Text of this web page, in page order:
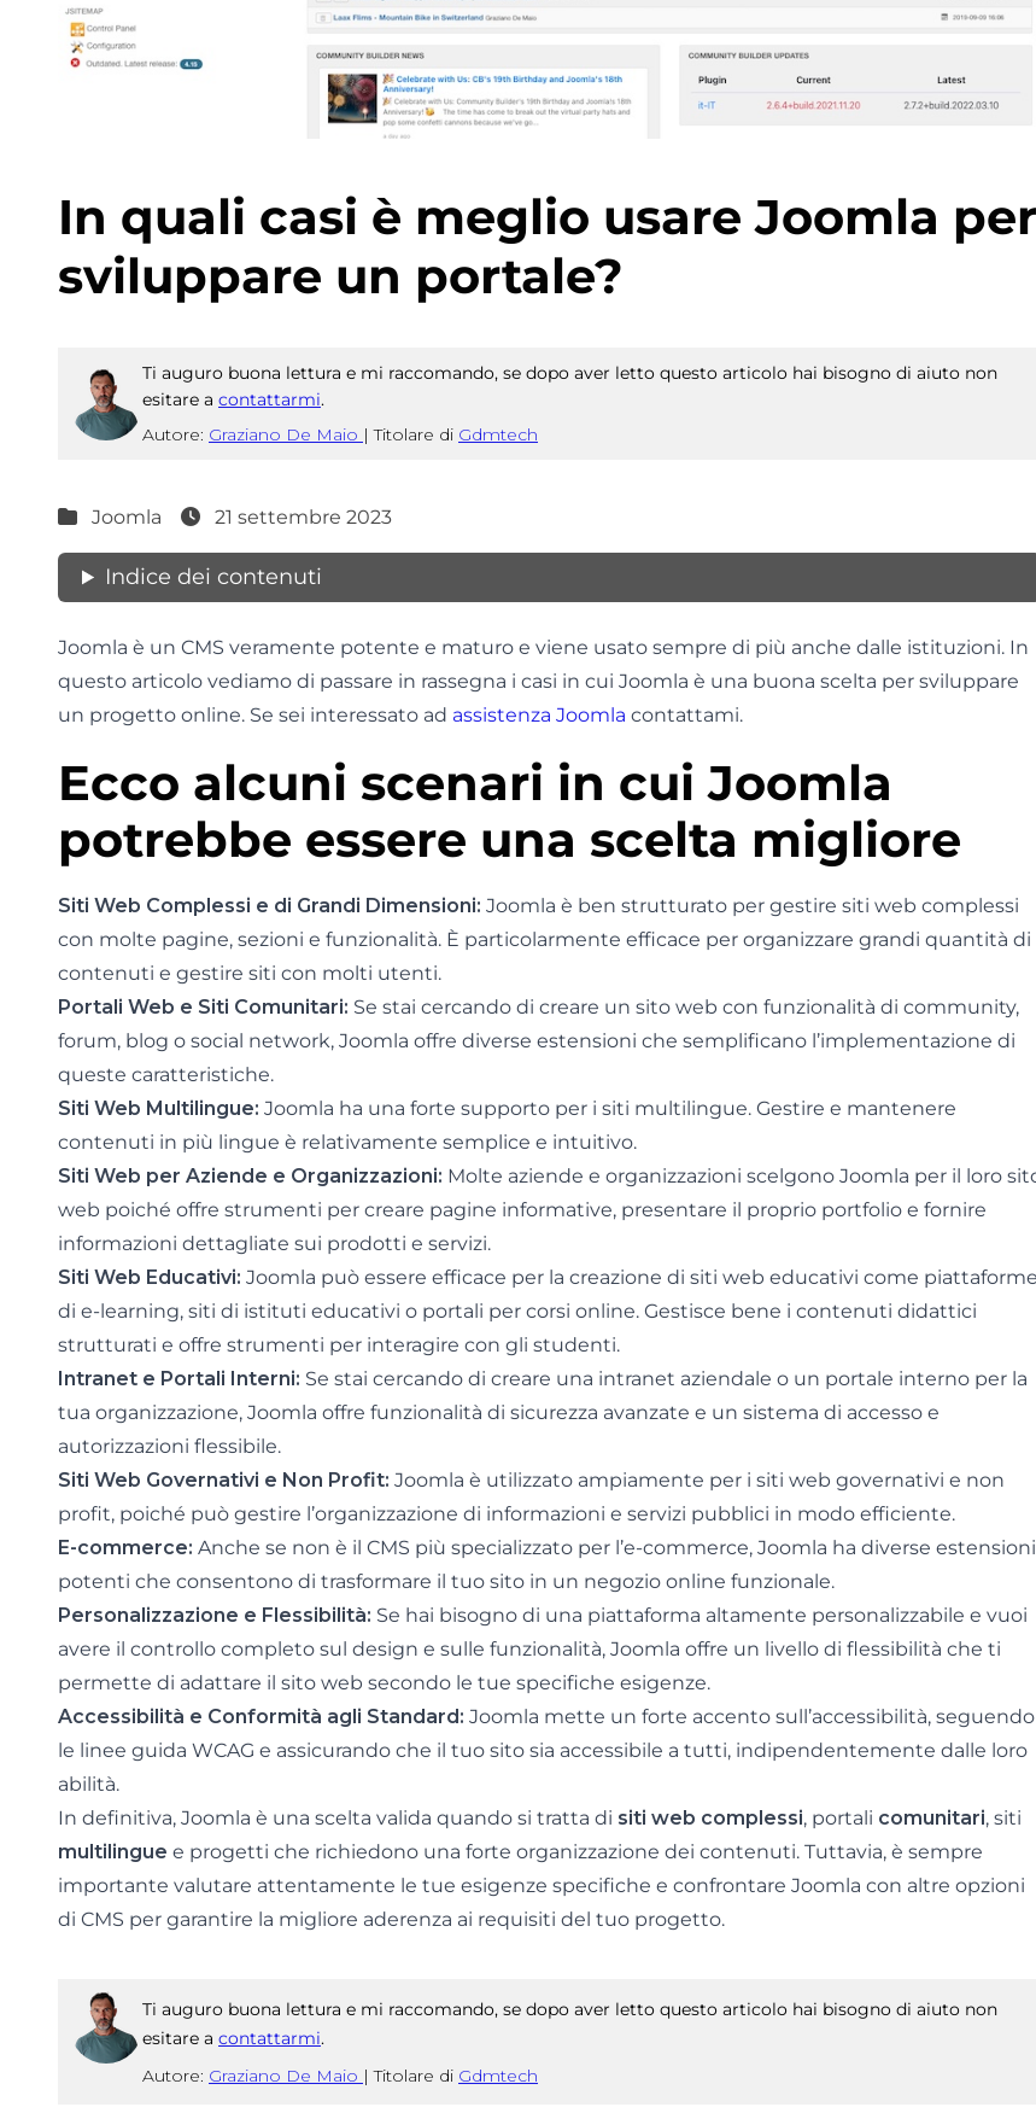
In quali casi è meglio usare Joomla per
sviluppare un portale?
Ti auguro buona lettura e mi raccomando, se dopo aver letto questo articolo hai bisogno di aiuto non
esitare a contattarmi.
Autore: Graziano De Maio | Titolare di Gdmtech
Joomla 21 settembre 2023
Indice dei contenuti
Joomla è un CMS veramente potente e maturo e viene usato sempre di più anche dalle istituzioni. In
questo articolo vediamo di passare in rassegna i casi in cui Joomla è una buona scelta per sviluppare
un progetto online. Se sei interessato ad assistenza Joomla contattami.
Ecco alcuni scenari in cui Joomla
potrebbe essere una scelta migliore
Siti Web Complessi e di Grandi Dimensioni: Joomla è ben strutturato per gestire siti web complessi
con molte pagine, sezioni e funzionalità. È particolarmente efficace per organizzare grandi quantità di
contenuti e gestire siti con molti utenti.
Portali Web e Siti Comunitari: Se stai cercando di creare un sito web con funzionalità di community,
forum, blog o social network, Joomla offre diverse estensioni che semplificano l’implementazione di
queste caratteristiche.
Siti Web Multilingue: Joomla ha una forte supporto per i siti multilingue. Gestire e mantenere
contenuti in più lingue è relativamente semplice e intuitivo.
Siti Web per Aziende e Organizzazioni: Molte aziende e organizzazioni scelgono Joomla per il loro
web poiché offre strumenti per creare pagine informative, presentare il proprio portfolio e fornire
informazioni dettagliate sui prodotti e servizi.
Siti Web Educativi: Joomla può essere efficace per la creazione di siti web educativi come piattaforme
di e-learning, siti di istituti educativi o portali per corsi online. Gestisce bene i contenuti didattici
strutturati e offre strumenti per interagire con gli studenti.
Intranet e Portali Interni: Se stai cercando di creare una intranet aziendale o un portale interno per la
tua organizzazione, Joomla offre funzionalità di sicurezza avanzate e un sistema di accesso e
autorizzazioni flessibile.
Siti Web Governativi e Non Profit: Joomla è utilizzato ampiamente per i siti web governativi e non
profit, poiché può gestire l’organizzazione di informazioni e servizi pubblici in modo efficiente.
E-commerce: Anche se non è il CMS più specializzato per l’e-commerce, Joomla ha diverse estensioni
potenti che consentono di trasformare il tuo sito in un negozio online funzionale.
Personalizzazione e Flessibilità: Se hai bisogno di una piattaforma altamente personalizzabile e vuoi
avere il controllo completo sul design e sulle funzionalità, Joomla offre un livello di flessibilità che ti
permette di adattare il sito web secondo le tue specifiche esigenze.
Accessibilità e Conformità agli Standard: Joomla mette un forte accento sull’accessibilità, seguendo
le linee guida WCAG e assicurando che il tuo sito sia accessibile a tutti, indipendentemente dalle loro
abilità.
In definitiva, Joomla è una scelta valida quando si tratta di siti web complessi, portali comunitari, siti
multilingue e progetti che richiedono una forte organizzazione dei contenuti. Tuttavia, è sempre
importante valutare attentamente le tue esigenze specifiche e confrontare Joomla con altre opzioni
di CMS per garantire la migliore aderenza ai requisiti del tuo progetto.
Ti auguro buona lettura e mi raccomando, se dopo aver letto questo articolo hai bisogno di aiuto non
esitare a contattarmi.
Autore: Graziano De Maio | Titolare di Gdmtech